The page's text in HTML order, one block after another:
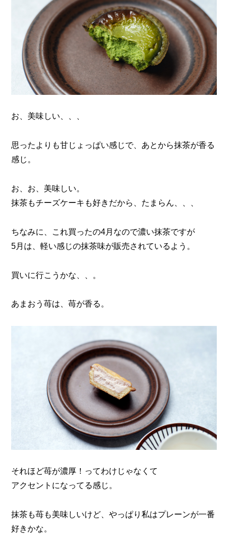
お、美味しい、、、
思ったよりも甘じょっぱい感じで、あとから抹茶が香る
感じ。
お、お、美味しい。
抹茶もチーズケーキも好きだから、たまらん、、、
ちなみに、これ買ったの4月なので濃い抹茶ですが
5月は、軽い感じの抹茶味が販売されているよう。
買いに行こうかな、、。
あまおう苺は、苺が香る。
それほど苺が濃厚！ってわけじゃなくて
アクセントになってる感じ。
抹茶も苺も美味しいけど、やっぱり私はプレーンが一番
好きかな。